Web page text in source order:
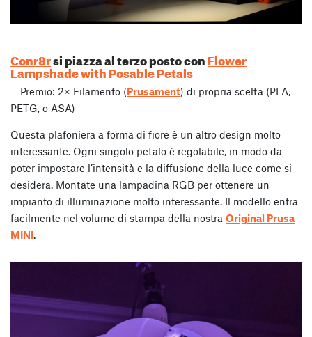
Conr8rsi piazza al terzo posto conFlower
Lampshade with Posable Petals
Premio: 2× Filamento (Prusament) di propria scelta (PLA,
PETG, o ASA)
Questa plafoniera a forma di fiore è un altro design molto
interessante. Ogni singolo petalo è regolabile, in modo da
poter impostare l’intensità e la diffusione della luce come si
desidera. Montate una lampadina RGB per ottenere un
impianto di illuminazione molto interessante. Il modello entra
facilmente nel volume di stampa della nostra Original Prusa
MINI.